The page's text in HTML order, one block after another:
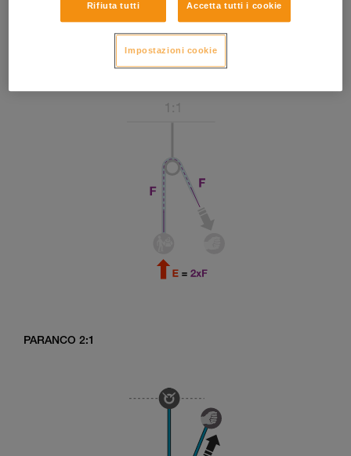
PARANCO 2:1
Rifiuta tutti Accetta tutti i cookie
Impostazioni cookie